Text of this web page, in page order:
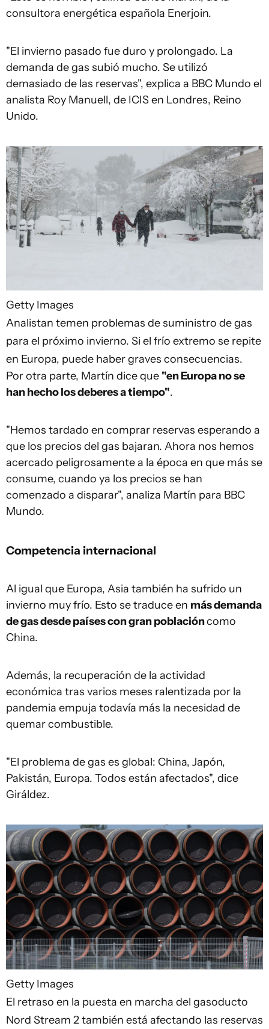
consultora energética española Enerjoin.
"El invierno pasado fue duro y prolongado. La
demanda de gas subió mucho. Se utilizó
demasiado de las reservas", explica a BBC Mundo el
analista Roy Manuell, de ICIS en Londres, Reino
Unido.
Getty Images
Analistan temen problemas de suministro de gas
para el próximo invierno. Si el frío extremo se repite
en Europa, puede haber graves consecuencias.
Por otra parte, Martín dice que "en Europa no se
han hecho los deberes a tiempo".
"Hemos tardado en comprar reservas esperando a
que los precios del gas bajaran. Ahora nos hemos
acercado peligrosamente a la época en que más se
consume, cuando ya los precios se han
comenzado a disparar", analiza Martín para BBC
Mundo.
Competencia internacional
Al igual que Europa, Asia también ha sufrido un
invierno muy frío. Esto se traduce en más demanda
de gas desde países con gran poblacióncomo
China.
Además, la recuperación de la actividad
económica tras varios meses ralentizada por la
pandemia empuja todavía más la necesidad de
quemar combustible.
"El problema de gas es global: China, Japón,
Pakistán, Europa. Todos están afectados", dice
Giráldez.
Getty Images
El retraso en la puesta en marcha del gasoducto
Nord Stream 2 también está afectando las reservas